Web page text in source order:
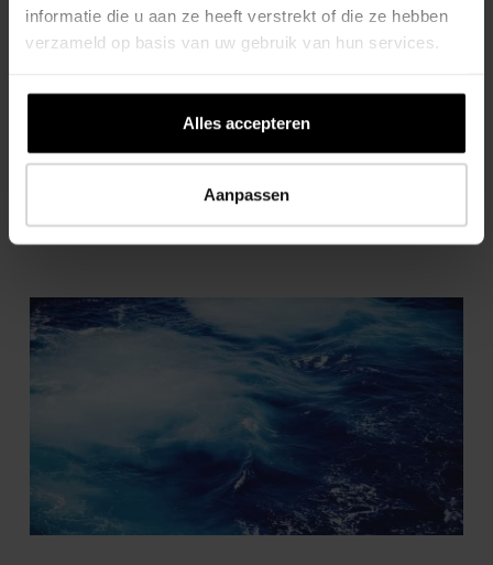
informatie die u aan ze heeft verstrekt of die ze hebben
verzameld op basis van uw gebruik van hun services.
Alles accepteren
Aanpassen
Ande eius et aut